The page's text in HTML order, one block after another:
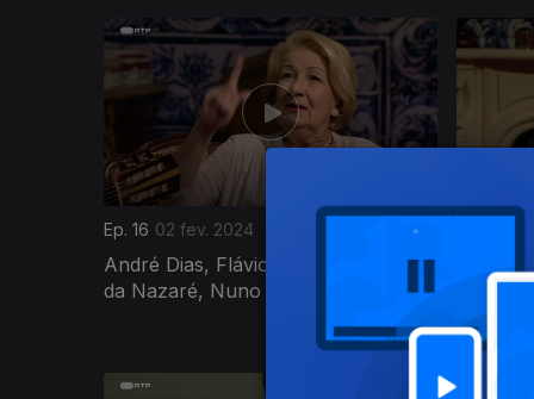
Ep. 16 02 fev. 2024
André Dias, Flávio Cardoso, Maria
da Nazaré, Nuno Guerreiro, Zé...
Castro
735059